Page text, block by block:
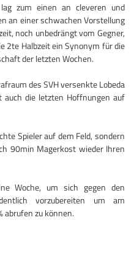
zum einen an cleveren und
an einer schwachen Vorstellung
noch unbedrängt vom Gegner,
2te Halbzeit ein Synonym für die
der letzten Wochen.
des SVH versenkte Lobeda
die letzten Hoffnungen auf
Spieler auf dem Feld, sondern
90min Magerkost wieder Ihren
Woche, um sich gegen den
vorzubereiten um am
abrufen zu können.